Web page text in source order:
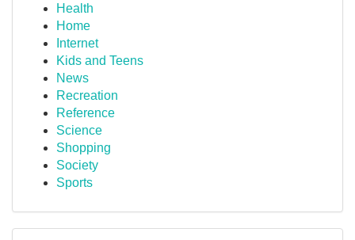
Health
Home
Internet
Kids and Teens
News
Recreation
Reference
Science
Shopping
Society
Sports